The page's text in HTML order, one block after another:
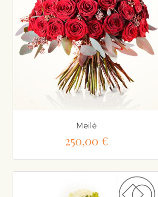
Meilė
250,00 €